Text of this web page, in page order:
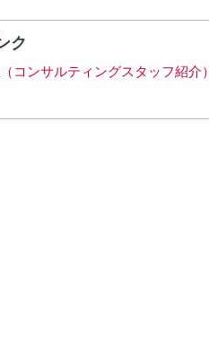
ク
コンサルティングスタッフ紹介）